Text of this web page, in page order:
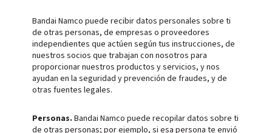
Bandai Namco puede recibir datos personales sobre ti
de otras personas, de empresas o proveedores
independientes que actúen según tus instrucciones, de
nuestros socios que trabajan con nosotros para
proporcionar nuestros productos y servicios, y nos
ayudan en la seguridad y prevención de fraudes, y de
otras fuentes legales.
Personas. Bandai Namco puede recopilar datos sobre ti
de otras personas; por ejemplo, si esa persona te envió